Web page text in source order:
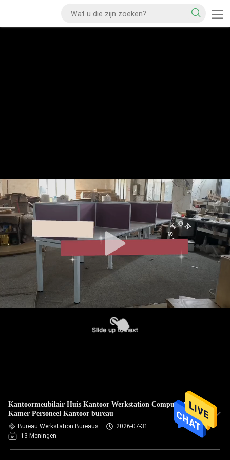
Kantoormeubilair Huis Kantoor Werkstation Computertafel
Kamer Personeel Kantoor bureau
Bureau Werkstation Bureaus
2026-07-31
13 Meningen